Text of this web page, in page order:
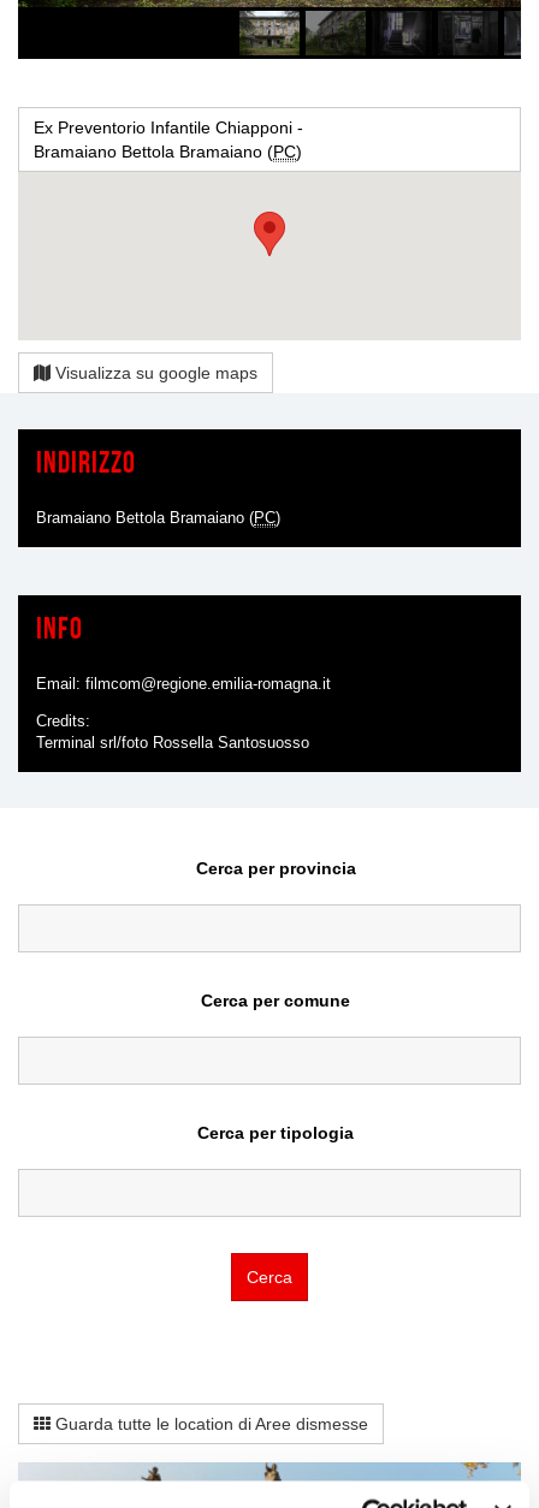
Ex Preventorio Infantile Chiapponi -
Bramaiano Bettola Bramaiano (PC)
Visualizza su google maps
Indirizzo
Bramaiano Bettola Bramaiano (PC)
Info
Email: filmcom@regione.emilia-romagna.it
Credits
Terminal srl/foto Rossella Santosuosso
Cerca per provincia
Cerca per comune
Cerca per tipologia
Cerca
Guarda tutte le location di Aree dismesse